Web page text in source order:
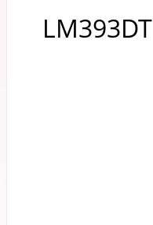
LM393DT